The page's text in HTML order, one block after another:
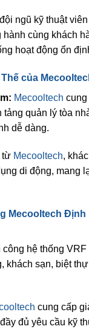
ngũ kỹ thuật
hành cùng khách
hoạt động ổn
của
Mecooltech
quản lý tòa
dễ dàng.
từ Mecooltech,
di động, mang
Mecooltech Định
công hệ thống
khách sạn, biệt
cung cấp
đủ yêu cầu kỹ